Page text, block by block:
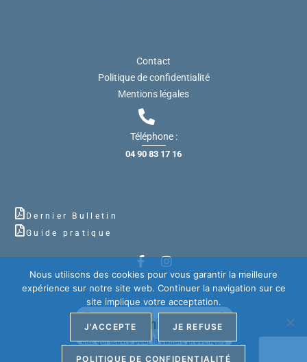
Contact
Politique de confidentialité
Mentions légales
Téléphone :
04 90 83 17 16
Dernier Bulletin
Guide pratique
Nous utilisons des cookies pour vous garantir la meilleure
expérience sur notre site web. Continuer la navigation sur ce
site implique votre acceptation.
J'ACCEPTE JE REFUSE
POLITIQUE DE CONFIDENTIALITÉ